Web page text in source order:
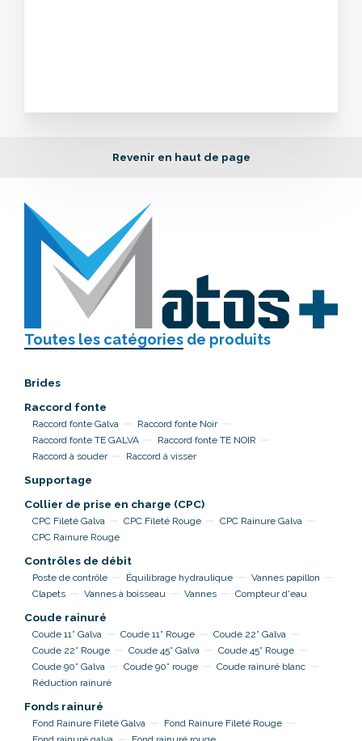
Revenir en haut de page
Toutes les catégories de produits
Brides
Raccord fonte
Raccord fonte Galva
Raccord fonte Noir
Raccord fonte TE GALVA
Raccord fonte TE NOIR
Raccord à souder
Raccord à visser
Supportage
Collier de prise en charge (CPC)
CPC Fileté Galva CPC Fileté Rouge
CPC Rainure Galva
CPC Rainure Rouge
Contrôles de débit
Poste de contrôle Équilibrage hydraulique
Vannes papillon
Clapets
Vannes à boisseau Vannes Compteur d'eau
Coude rainuré
Coude 11° Galva Coude 11° Rouge
Coude 22° Galva
Coude 22° Rouge
Coude 45° Galva
Coude 45° Rouge
Coude 90° Galva
Coude 90° rouge
Coude rainuré blanc
Réduction rainuré
Fonds rainuré
Fond Rainure Fileté Galva
Fond Rainure Fileté Rouge